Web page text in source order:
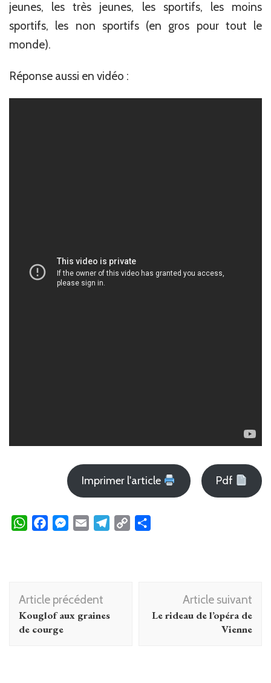
jeunes, les très jeunes, les sportifs, les moins
sportifs, les non sportifs (en gros pour tout le
monde).
Réponse aussi en vidéo :
Imprimer l'article Pdf
WhatsAppFacebookMessenger
Email Telegram
Copy
Navigation
d'article
Article précédent
Kouglof aux graines
de courge
Article suivant
Le rideau de l’opéra de
Vienne